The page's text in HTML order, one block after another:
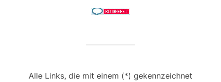
Alle Links, die mit einem (*) gekennzeichnet